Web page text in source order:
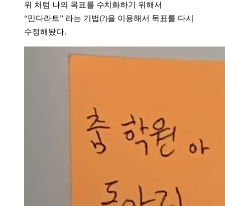
위 처럼 나의 목표를 수치화하기 위해서
“만다라트” 라는 기법(?)을 이용해서 목표를 다시
수정해봤다.